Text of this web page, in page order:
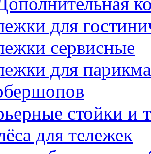
для
сервисные
для
стойки и
для тележек